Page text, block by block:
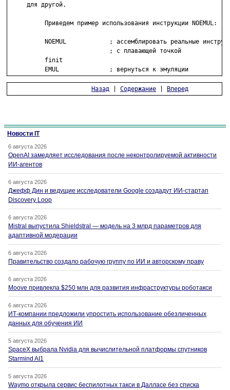
     для другой.
          Приведем пример использования инструкции NOEMUL:
NOEMUL            ; ассемблировать реальные
                            ; с плавающей точкой
          finit
          EMUL              ; вернуться к эмуляции
Назад Содержание Вперед
Новости IT
6 августа 2026
OpenAI замедляет исследования после неконтролируемой активности
ИИ-агентов
6 августа 2026
Джефф Дин и ведущие исследователи Google создадут ИИ-стартап
Discovery Loop
6 августа 2026
Mistral выпустила Shieldstral — модель на 3 млрд параметров для
адаптивной модерации
6 августа 2026
Правительство создало рабочую группу по ИИ и авторскому праву
6 августа 2026
Moove привлекла $250 млн для развития инфраструктуры роботакси
6 августа 2026
ИТ-компании предложили упростить использование обезличенных
данных для обучения ИИ
5 августа 2026
SpaceX выбрала Nvidia для вычислительной платформы спутников
Starmind AI1
5 августа 2026
Waymo открыла сервис беспилотных такси в Далласе без списка